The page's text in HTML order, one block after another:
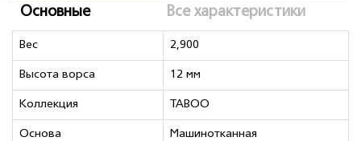
Основные Все характеристики
Вес 2,900
Высота ворса 12 мм
Коллекция TABOO
Основа Машинотканная